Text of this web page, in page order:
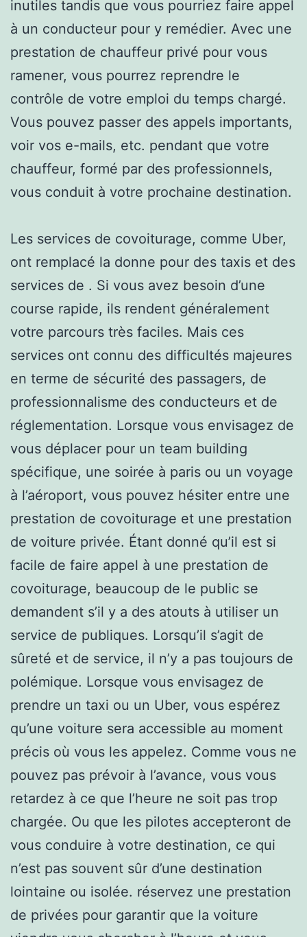
inutiles tandis que vous pourriez faire appel
à un conducteur pour y remédier. Avec une
prestation de chauffeur privé pour vous
ramener, vous pourrez reprendre le
contrôle de votre emploi du temps chargé.
Vous pouvez passer des appels importants,
voir vos e-mails, etc. pendant que votre
chauffeur, formé par des professionnels,
vous conduit à votre prochaine destination.
Les services de covoiturage, comme Uber,
ont remplacé la donne pour des taxis et des
services de . Si vous avez besoin d’une
course rapide, ils rendent généralement
votre parcours très faciles. Mais ces
services ont connu des difficultés majeures
en terme de sécurité des passagers, de
professionnalisme des conducteurs et de
réglementation. Lorsque vous envisagez de
vous déplacer pour un team building
spécifique, une soirée à paris ou un voyage
à l’aéroport, vous pouvez hésiter entre une
prestation de covoiturage et une prestation
de voiture privée. Étant donné qu’il est si
facile de faire appel à une prestation de
covoiturage, beaucoup de le public se
demandent s’il y a des atouts à utiliser un
service de publiques. Lorsqu’il s’agit de
sûreté et de service, il n’y a pas toujours de
polémique. Lorsque vous envisagez de
prendre un taxi ou un Uber, vous espérez
qu’une voiture sera accessible au moment
précis où vous les appelez. Comme vous ne
pouvez pas prévoir à l’avance, vous vous
retardez à ce que l’heure ne soit pas trop
chargée. Ou que les pilotes accepteront de
vous conduire à votre destination, ce qui
n’est pas souvent sûr d’une destination
lointaine ou isolée. réservez une prestation
de privées pour garantir que la voiture